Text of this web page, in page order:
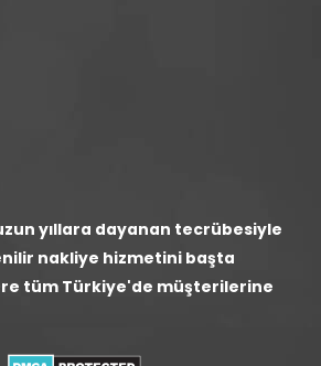
yıllara dayanan tecrübesiyle
nakliye hizmetini başta
tüm Türkiye'de müşterilerine